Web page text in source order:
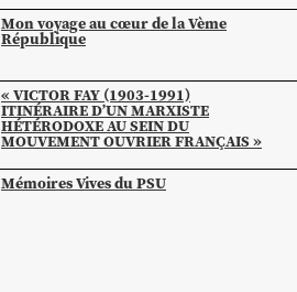
Mon voyage au cœur de la Vème
République
« VICTOR FAY (1903-1991)
ITINÉRAIRE D’UN MARXISTE
HÉTÉRODOXE AU SEIN DU
MOUVEMENT OUVRIER FRANÇAIS »
Mémoires Vives du PSU